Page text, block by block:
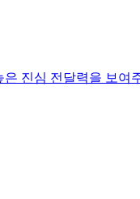
진심 전달력을 보